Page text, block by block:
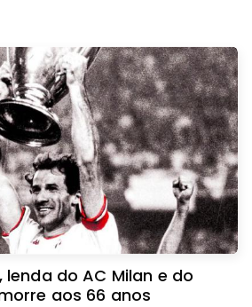
lenda do AC Milan e do
aos 66 anos